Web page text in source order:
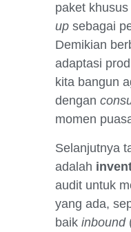
paket khusus
up sebagai
Demikian
adaptasi
kita bangun
dengan
momen
Selanjutnya
adalah
audit untuk
yang ada,
baik inbound